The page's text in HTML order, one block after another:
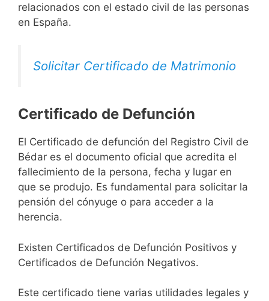
relacionados con el estado civil de las personas
en España.
Solicitar Certificado de Matrimonio
Certificado de Defunción
El Certificado de defunción del Registro Civil de
Bédar es el documento oficial que acredita el
fallecimiento de la persona, fecha y lugar en
que se produjo. Es fundamental para solicitar la
pensión del cónyuge o para acceder a la
herencia.
Existen Certificados de Defunción Positivos y
Certificados de Defunción Negativos.
Este certificado tiene varias utilidades legales y